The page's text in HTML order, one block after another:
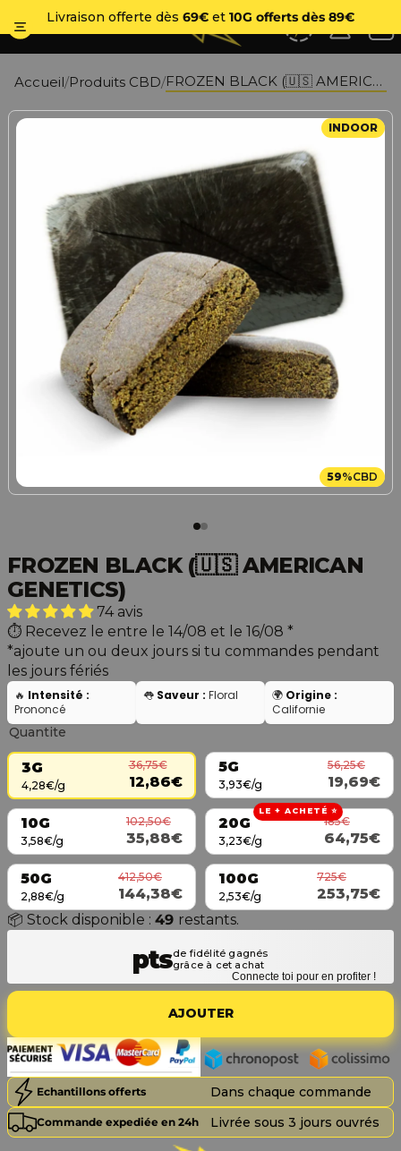
Livraison offerte dès 69€ et 10G offerts dès 89€
Accueil Produits CBD FROZEN BLACK (🇺🇸 AMERICAN GENETICS)
INDOOR
59%CBD
FROZEN BLACK (🇺🇸 AMERICAN
GENETICS)
74 avis
Recevez le entre le 14/08 et le 16/08 *
*ajoute un ou deux jours si tu commandes pendant
les jours fériés
🔥 Intensité :
Prononcé
👅 Saveur : Floral 🌍 Origine :
Californie
Quantite
3G
4,28€/g
36,75€
12,86€
5G
3,93€/g
56,25€
19,69€
10G
3,58€/g
102,50€
35,88€
LE + ACHETÉ ⭐
20G
3,23€/g
185€
64,75€
50G
2,88€/g
412,50€
144,38€
100G
2,53€/g
725€
253,75€
📦 Stock disponible : 49 restants.
Connecte toi pour en profiter !
AJOUTER
Echantillons offerts Dans chaque commande
Commande expediée en 24h Livrée sous 3 jours ouvrés